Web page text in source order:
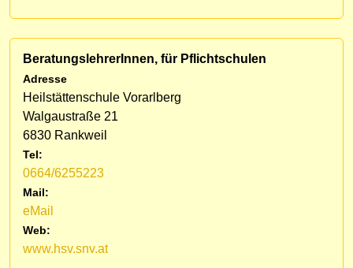
BeratungslehrerInnen, für Pflichtschulen
Adresse
Heilstättenschule Vorarlberg
Walgaustraße 21
6830 Rankweil
Tel:
0664/6255223
Mail:
eMail
Web:
www.hsv.snv.at